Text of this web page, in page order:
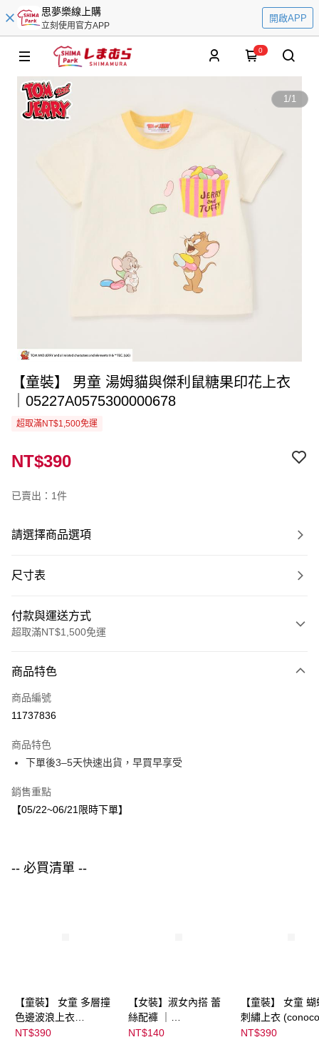
思夢樂線上購
立刻使用官方APP
開啟APP
0
1/1
【童裝】 男童 湯姆貓與傑利鼠糖果印花上衣
｜05227A0575300000678
超取滿NT$1,500免運
NT$390
已賣出：1件
請選擇商品選項
尺寸表
付款與運送方式
超取滿NT$1,500免運
信用卡一次付款
LINE Pay
街口支付
悠遊付
每筆NT$80，滿NT$1,500(含以上)免運費
商品特色
商品編號
11737836
商品特色
下單後3–5天快速出貨，早買早享受
銷售重點
【05/22~06/21限時下單】
-- 必買清單 --
【童裝】 女童 多層撞
色邊波浪上衣
(futafuta) ｜
NT$390
【女裝】淑女內搭 蕾
絲配褲 ｜
04303C05372000002
NT$140
【童裝】 女童
刺繡上衣
NT$390